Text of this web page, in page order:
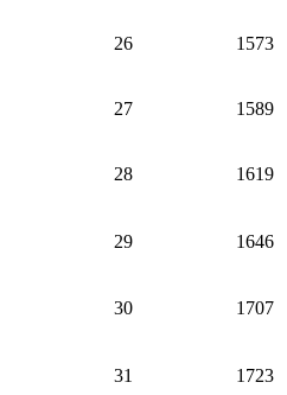
1573
26
1589
27
1619
28
1646
29
1707
30
1723
31